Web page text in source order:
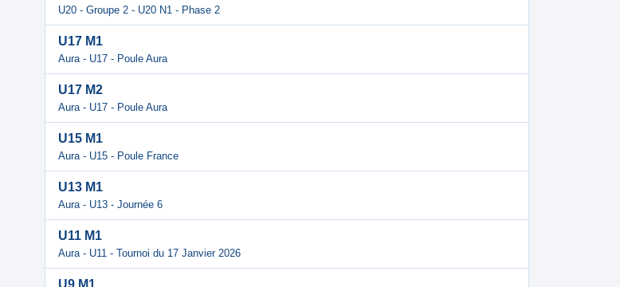
U20 - Groupe 2 - U20 N1 - Phase 2
U17 M1
Aura - U17 - Poule Aura
U17 M2
Aura - U17 - Poule Aura
U15 M1
Aura - U15 - Poule France
U13 M1
Aura - U13 - Journée 6
U11 M1
Aura - U11 - Tournoi du 17 Janvier 2026
U9 M1